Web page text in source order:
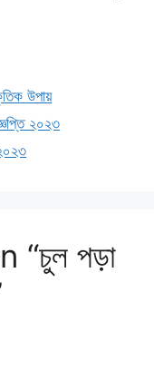
উপায়
২০২৩
পড়া